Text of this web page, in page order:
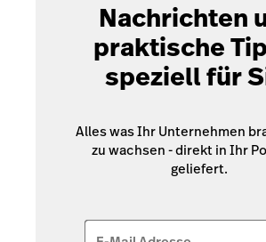
Nachrichten
praktische
speziell für
Alles was Ihr Unternehmen
zu wachsen - direkt in Ihr
geliefert.